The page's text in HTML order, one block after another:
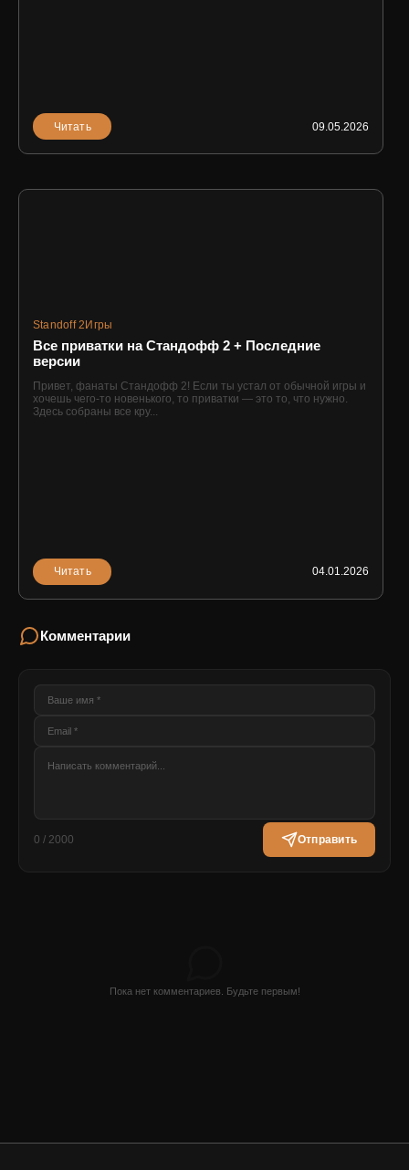
Читать 09.05.2026
Standoff 2Игры
Все приватки на Стандофф 2 + Последние
версии
Привет, фанаты Стандофф 2! Если ты устал от обычной игры и
хочешь чего-то новенького, то приватки — это то, что нужно.
Здесь собраны все кру...
Читать 04.01.2026
Комментарии
0 / 2000 Отправить
Пока нет комментариев. Будьте первым!